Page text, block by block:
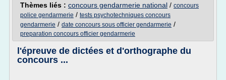
Thèmes liés : concours gendarmerie national / concours
police gendarmerie / tests psychotechniques concours
gendarmerie / date concours sous officier gendarmerie /
preparation concours officier gendarmerie
l'épreuve de dictées et d'orthographe du
concours ...